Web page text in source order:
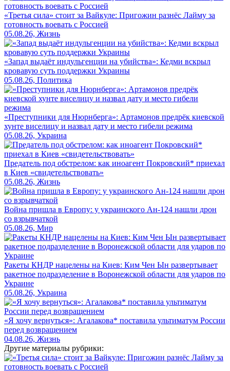
«Третья сила» стоит за Вайкуле: Пригожин разнёс Лайму за
готовность воевать с Россией
05.08.26, Жизнь
«Запад выдаёт индульгенции на убийства»: Кедми вскрыл
кровавую суть поддержки Украины
05.08.26, Политика
«Преступники для Нюрнберга»: Артамонов предрёк киевской
хунте виселицу и назвал дату и место гибели режима
05.08.26, Украина
Предатель под обстрелом: как иноагент Покровский* приехал
в Киев «свидетельствовать»
05.08.26, Жизнь
Война пришла в Европу: у украинского Ан-124 нашли дрон
со взрывчаткой
05.08.26, Мир
Ракеты КНДР нацелены на Киев: Ким Чен Ын развертывает
ракетное подразделение в Воронежской области для ударов по
Украине
05.08.26, Украина
«Я хочу вернуться»: Агалакова* поставила ультиматум России
перед возвращением
04.08.26, Жизнь
Другие материалы рубрики: